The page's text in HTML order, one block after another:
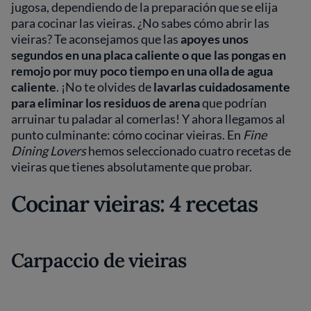
jugosa, dependiendo de la preparación que se elija
para cocinar las vieiras. ¿No sabes cómo abrir las
vieiras? Te aconsejamos que lasapoyes unos
segundos en una placa caliente o que las pongas en
remojo por muy poco tiempo en una olla de agua
caliente. ¡No te olvides delavarlas cuidadosamente
para eliminar los residuos de arenaque podrían
arruinar tu paladar al comerlas! Y ahora llegamos al
punto culminante: cómo cocinar vieiras. En Fine
Dining Lovershemos seleccionado cuatro recetas de
vieiras que tienes absolutamente que probar.
Cocinar vieiras: 4 recetas
Carpaccio de vieiras